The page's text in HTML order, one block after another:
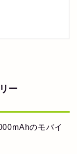
ー
のモバイ